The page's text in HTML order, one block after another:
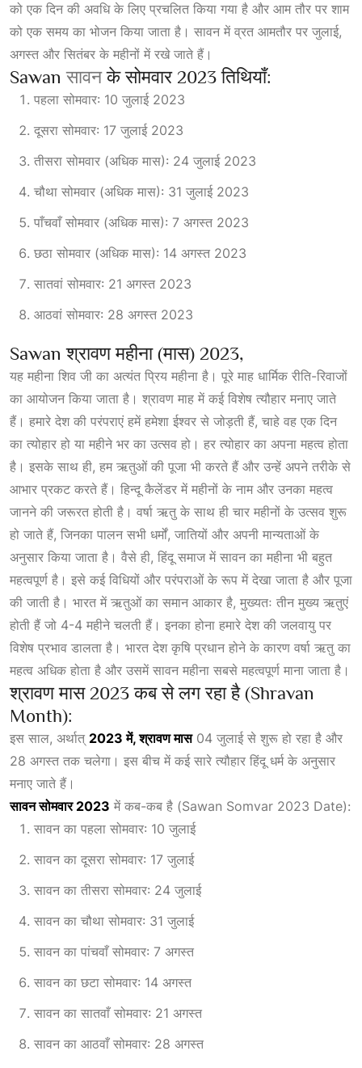
को एक दिन की अवधि के लिए प्रचलित किया गया है और आम तौर पर शाम
को एक समय का भोजन किया जाता है। सावन में व्रत आमतौर पर जुलाई,
अगस्त और सितंबर के महीनों में रखे जाते हैं।
Sawanसावनके सोमवार 2023 तिथियाँ:
पहला सोमवार: 10 जुलाई 2023
दूसरा सोमवार: 17 जुलाई 2023
तीसरा सोमवार (अधिक मास): 24 जुलाई 2023
चौथा सोमवार (अधिक मास): 31 जुलाई 2023
पाँचवाँ सोमवार (अधिक मास): 7 अगस्त 2023
छठा सोमवार (अधिक मास): 14 अगस्त 2023
सातवां सोमवार: 21 अगस्त 2023
आठवां सोमवार: 28 अगस्त 2023
Sawan श्रावण महीना (मास) 2023,
यह महीना शिव जी का अत्यंत प्रिय महीना है। पूरे माह धार्मिक रीति-रिवाजों
का आयोजन किया जाता है। श्रावण माह में कई विशेष त्यौहार मनाए जाते
हैं। हमारे देश की परंपराएं हमें हमेशा ईश्वर से जोड़ती हैं, चाहे वह एक दिन
का त्योहार हो या महीने भर का उत्सव हो। हर त्योहार का अपना महत्व होता
है। इसके साथ ही, हम ऋतुओं की पूजा भी करते हैं और उन्हें अपने तरीके से
आभार प्रकट करते हैं। हिन्दू कैलेंडर में महीनों के नाम और उनका महत्व
जानने की जरूरत होती है। वर्षा ऋतु के साथ ही चार महीनों के उत्सव शुरू
हो जाते हैं, जिनका पालन सभी धर्मों, जातियों और अपनी मान्यताओं के
अनुसार किया जाता है। वैसे ही, हिंदू समाज में सावन का महीना भी बहुत
महत्वपूर्ण है। इसे कई विधियों और परंपराओं के रूप में देखा जाता है और पूजा
की जाती है। भारत में ऋतुओं का समान आकार है, मुख्यतः तीन मुख्य ऋतुएं
होती हैं जो 4-4 महीने चलती हैं। इनका होना हमारे देश की जलवायु पर
विशेष प्रभाव डालता है। भारत देश कृषि प्रधान होने के कारण वर्षा ऋतु का
महत्व अधिक होता है और उसमें सावन महीना सबसे महत्वपूर्ण माना जाता है।
श्रावण मास 2023 कब से लग रहा है (Shravan
Month):
इस साल, अर्थात् 2023 में, श्रावण मास04 जुलाई से शुरू हो रहा है और
28 अगस्त तक चलेगा। इस बीच में कई सारे त्यौहार हिंदू धर्म के अनुसार
मनाए जाते हैं।
सावन सोमवार 2023 में कब-कब है (Sawan Somvar 2023 Date):
सावन का पहला सोमवार: 10 जुलाई
सावन का दूसरा सोमवार: 17 जुलाई
सावन का तीसरा सोमवार: 24 जुलाई
सावन का चौथा सोमवार: 31 जुलाई
सावन का पांचवाँ सोमवार: 7 अगस्त
सावन का छटा सोमवार: 14 अगस्त
सावन का सातवाँ सोमवार: 21 अगस्त
सावन का आठवाँ सोमवार: 28 अगस्त